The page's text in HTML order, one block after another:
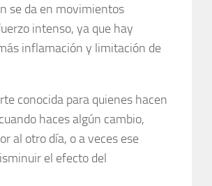
se da en movimientos
intenso, ya que hay
inflamación y limitación de
conocida para quienes hacen
haces algún cambio,
al otro día, o a veces ese
el efecto del